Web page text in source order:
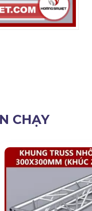
CHẠY